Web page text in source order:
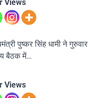
Views
पुष्कर सिंह धामी ने गुरुवार
बैठक में…
Views